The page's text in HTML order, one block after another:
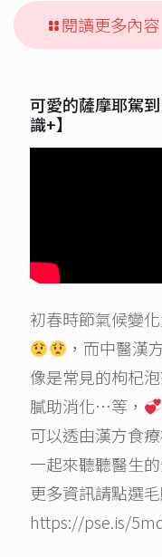
閱讀更多內容
可愛的薩摩耶駕
識+】
初春時節氣候變
，而中醫漢
像是常見的枸杞
膩助消化…等，
可以透由漢方食
一起來聽聽醫生的
更多資訊請點選
https://pse.is/